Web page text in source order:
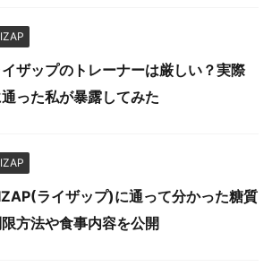
ザップのトレーナーは厳しい？実際
った私が暴露してみた
ライザップ)に通って分かった糖質
方法や食事内容を公開